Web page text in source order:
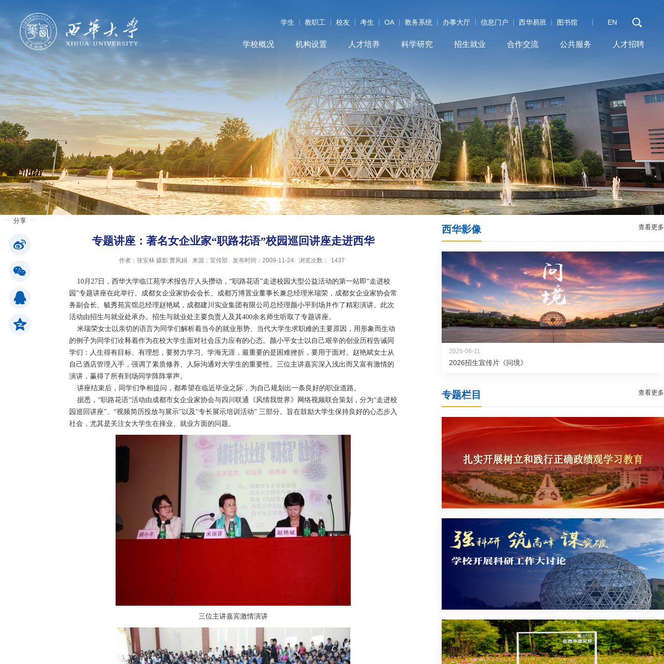
学生 教职工 校友 考生 OA 教务系统 办事大厅 信息门户 西华易班 图书馆 EN
学校概况 机构设置 人才培养 科学研究 招生就业 合作交流 公共服务 人才招聘
学校概况
机构设置
人才培养
科学研究
招生就业
合作交流
公共服务
分享
专题讲座：著名女企业家“职路花语”校园巡回讲座走进西华
作者：张安林 摄影 曹凤娟 来源：宣传部 发布时间：2009-11-24 浏览次数： 1437
10 月 27 日 ，西华大学临江苑学术报告厅人头攒动， “职路花语”走进校园大型公益活动的第一站即“走进校
园 ”专题讲座在此举行。成都女企业家协会会长、成都万博置业董事长兼总经理米瑞荣，成都女企业家协会常
务副会长、毓秀苑宾馆总经理赵艳斌，成都建川实业集团有限公司总经理颜小平到场并作了精彩演讲。此次
活动由招生与就业处承办。招生与就业处主要负责人及其400余名师生听取了专题讲座。
米瑞荣女士以亲切的语言为同学们解析着当今的就业形势、当代大学生求职难的主要原因，用形象而生动
的例子为同学们诠释着作为在校大学生面对社会压力应有的心态。颜小平女士以自己艰辛的创业历程告诫同
学们：人生得有目标、有理想，要努力学习、学海无涯，最重要的是困难挫折，要用于面对。赵艳斌女士从
自己酒店管理入手，强调了素质修养、人际沟通对大学生的重要性。三位主讲嘉宾深入浅出而又富有激情的
演讲，赢得了所有到场同学阵阵掌声。
讲座结束后，同学们争相提问，都希望在临近毕业之际，为自己规划出一条良好的职业道路。
据悉， “职路花语“活动由成都市女企业家协会与四川联通《风情我世界》网络视频联合策划，分为“走进校
园巡回讲座” “视频简历投放与展示”以及“专长展示培训活动” 三部分。旨在鼓励大学生保持良好的心态步入
社会，尤其是关注女大学生在择业、就业方面的问题。
三位主讲嘉宾激情演讲
西华影像 查看更多
2026-06-11
2026招生宣传片《问境》
专题栏目 查看更多